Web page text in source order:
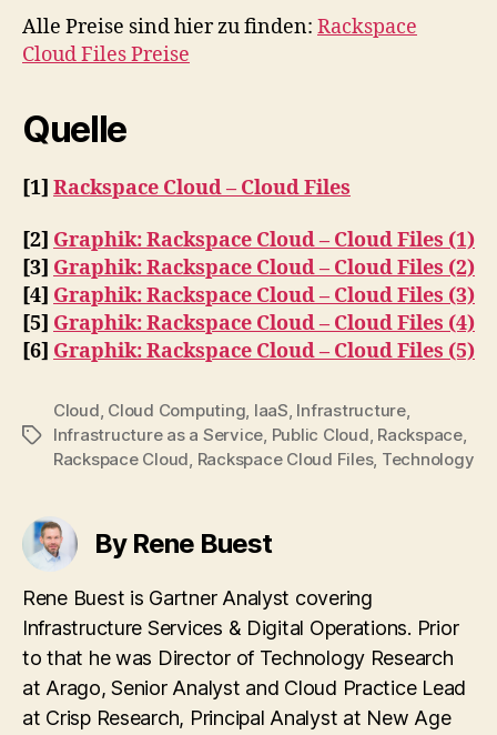
Alle Preise sind hier zu finden: Rackspace
Cloud Files Preise
Quelle
[1] Rackspace Cloud – Cloud Files
[2] Graphik: Rackspace Cloud – Cloud Files (1)
[3] Graphik: Rackspace Cloud – Cloud Files (2)
[4] Graphik: Rackspace Cloud – Cloud Files (3)
[5] Graphik: Rackspace Cloud – Cloud Files (4)
[6] Graphik: Rackspace Cloud – Cloud Files (5)
Tags
Cloud, Cloud Computing, IaaS, Infrastructure,
Infrastructure as a Service, Public Cloud, Rackspace,
Rackspace Cloud, Rackspace Cloud Files, Technology
By Rene Buest
Rene Buest is Gartner Analyst covering
Infrastructure Services & Digital Operations. Prior
to that he was Director of Technology Research
at Arago, Senior Analyst and Cloud Practice Lead
at Crisp Research, Principal Analyst at New Age